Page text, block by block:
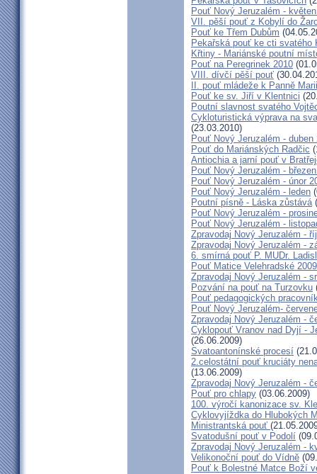
Pouť Nový Jeruzalém -
VII. pěší pouť z Kobylí do
Pouť ke Třem Dubům
Pekařská pouť ke cti svatého
Křtiny - Mariánské poutní
Pouť na Peregrinek 2010
VIII. dívčí pěší pouť
II. pouť mládeže k Panně
Pouť ke sv. Jiří v Klentnici
Poutní slavnost svatého
Cykloturistická výprava na
(23.03.2010)
Pouť Nový Jeruzalém - duben
Pouť do Mariánských Radčic
Antiochia a jarní pouť v
Pouť Nový Jeruzalém -
Pouť Nový Jeruzalém - únor
Pouť Nový Jeruzalém - leden
Poutní písně - Láska zůstává
Pouť Nový Jeruzalém -
Pouť Nový Jeruzalém -
Zpravodaj Nový Jeruzalém -
Zpravodaj Nový Jeruzalém -
6. smírná pouť P. MUDr.
Pouť Matice Velehradské 2009
Zpravodaj Nový Jeruzalém -
Pozvání na pouť na Turzovku
Pouť pedagogických
Pouť Nový Jeruzalém-
Zpravodaj Nový Jeruzalém -
Cyklopouť Vranov nad Dyjí -
(26.06.2009)
Svatoantonínské procesí
2.celostátní pouť kruciáty
(13.06.2009)
Zpravodaj Nový Jeruzalém -
Pouť pro chlapy (03.06.2009)
100. výročí kanonizace sv.
Cyklovyjíždka do Hlubokých
Ministrantská pouť
Svatodušní pouť v Podolí
Zpravodaj Nový Jeruzalém -
Velikonoční pouť do Vídně
Pouť k Bolestné Matce Boží